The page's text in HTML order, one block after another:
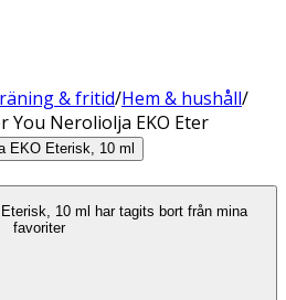
& fritid/Hem & hushåll/
You Neroliolja EKO Eter
10 ml har tagits bort från mina
favoriter